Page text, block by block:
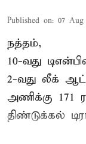
Published on: 07 Aug
நத்தம்,
10-வது
2-வது லீக்
அணிக்கு
திண்டுக்கல்